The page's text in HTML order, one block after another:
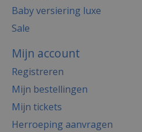
Baby versiering luxe
Sale
Mijn account
Registreren
Mijn bestellingen
Mijn tickets
Herroeping aanvragen